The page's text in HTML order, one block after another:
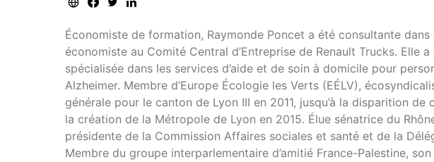
Économiste de formation, Raymonde Poncet a été consultante
économiste au Comité Central d’Entreprise de Renault Trucks. Elle
spécialisée dans les services d’aide et de soin à domicile pour
Alzheimer. Membre d’Europe Écologie les Verts (EÉLV),
générale pour le canton de Lyon III en 2011, jusqu’à la disparition
la création de la Métropole de Lyon en 2015. Élue sénatrice du
présidente de la Commission Affaires sociales et santé et de la
Membre du groupe interparlementaire d’amitié France-Palestine,